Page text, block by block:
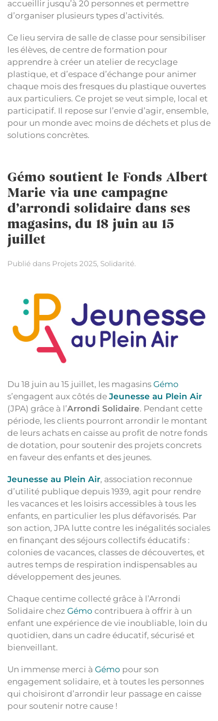
accueillir jusqu’à 20 personnes et permettre
d’organiser plusieurs types d’activités.
Ce lieu servira de salle de classe pour sensibiliser
les élèves, de centre de formation pour
apprendre à créer un atelier de recyclage
plastique, et d’espace d’échange pour animer
chaque mois des fresques du plastique ouvertes
aux particuliers. Ce projet se veut simple, local et
participatif. Il repose sur l’envie d’agir, ensemble,
pour un monde avec moins de déchets et plus de
solutions concrètes.
Gémo soutient le Fonds Albert
Marie via une campagne
d’arrondi solidaire dans ses
magasins, du 18 juin au 15
juillet
Publié dans Projets 2025, Solidarité.
Du 18 juin au 15 juillet, les magasins Gémo
s’engagent aux côtés de Jeunesse au Plein Air
(JPA) grâce à l’Arrondi Solidaire. Pendant cette
période, les clients pourront arrondir le montant
de leurs achats en caisse au profit de notre fonds
de dotation, pour soutenir des projets concrets
en faveur des enfants et des jeunes.
Jeunesse au Plein Air, association reconnue
d’utilité publique depuis 1939, agit pour rendre
les vacances et les loisirs accessibles à tous les
enfants, en particulier les plus défavorisés. Par
son action, JPA lutte contre les inégalités sociales
en finançant des séjours collectifs éducatifs :
colonies de vacances, classes de découvertes, et
autres temps de respiration indispensables au
développement des jeunes.
Chaque centime collecté grâce à l’Arrondi
Solidaire chez Gémo contribuera à offrir à un
enfant une expérience de vie inoubliable, loin du
quotidien, dans un cadre éducatif, sécurisé et
bienveillant.
Un immense merci à Gémo pour son
engagement solidaire, et à toutes les personnes
qui choisiront d’arrondir leur passage en caisse
pour soutenir notre cause !